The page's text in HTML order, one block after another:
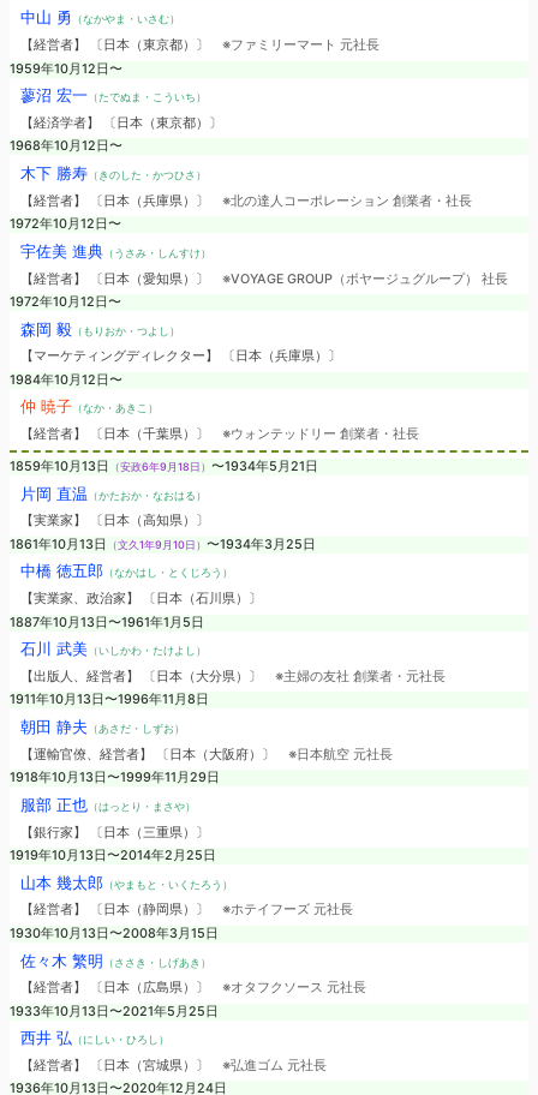
中山 勇 （なかやま・いさむ）
【経営者】 〔日本（東京都）〕 ※ファミリーマート 元社長
1959年10月12日〜
蓼沼 宏一（たでぬま・こういち）
【経済学者】 〔日本（東京都）〕
1968年10月12日〜
木下 勝寿（きのした・かつひさ）
【経営者】 〔日本（兵庫県）〕 ※北の達人コーポレーション 創業者・社長
1972年10月12日〜
宇佐美 進典（うさみ・しんすけ）
【経営者】 〔日本（愛知県）〕 ※VOYAGE GROUP（ボヤージュグループ） 社長
1972年10月12日〜
森岡 毅（もりおか・つよし）
【マーケティングディレクター】 〔日本（兵庫県）〕
1984年10月12日〜
仲 暁子（なか・あきこ）
【経営者】 〔日本（千葉県）〕 ※ウォンテッドリー 創業者・社長
1859年10月13日 （安政6年9月18日） 〜1934年5月21日
片岡 直温 （かたおか・なおはる）
【実業家】 〔日本（高知県）〕
1861年10月13日
（文久1年9月10日） 〜1934年3月25日
中橋 徳五郎（なかはし・とくじろう）
【実業家、政治家】 〔日本（石川県）〕
1887年10月13日〜1961年1月5日
石川 武美（いしかわ・たけよし）
【出版人、経営者】 〔日本（大分県）〕 ※主婦の友社 創業者・元社長
1911年10月13日〜1996年11月8日
朝田 静夫 （あさだ・しずお）
【運輸官僚、経営者】 〔日本（大阪府）〕 ※日本航空 元社長
1918年10月13日〜1999年11月29日
服部 正也（はっとり・まさや）
【銀行家】 〔日本（三重県）〕
1919年10月13日〜2014年2月25日
山本 幾太郎（やまもと・いくたろう）
【経営者】 〔日本（静岡県）〕 ※ホテイフーズ 元社長
1930年10月13日〜2008年3月15日
佐々木 繁明 （ささき・しげあき）
【経営者】 〔日本（広島県）〕 ※オタフクソース 元社長
1933年10月13日〜2021年5月25日
西井 弘（にしい・ひろし）
【経営者】 〔日本（宮城県）〕 ※弘進ゴム 元社長
1936年10月13日〜2020年12月24日